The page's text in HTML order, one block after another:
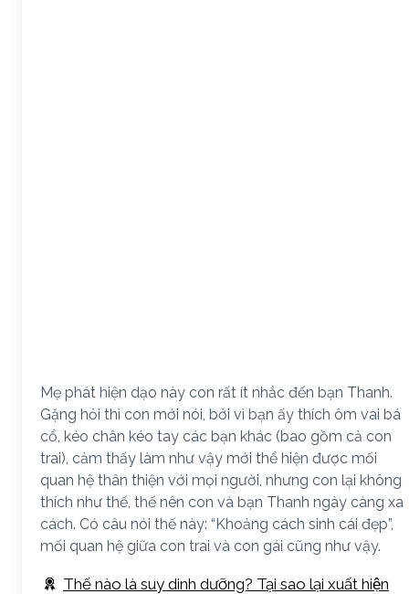
Mẹ phát hiện dạo này con rất ít nhắc đến bạn Thanh.
Gặng hỏi thì con mới nói, bởi vì bạn ấy thích ôm vai bá
cổ, kéo chân kéo tay các bạn khác (bao gồm cả con
trai), cảm thấy làm như vậy mới thể hiện được mối
quan hệ thân thiện với mọi người, nhưng con lại không
thích như thế, thế nên con và bạn Thanh ngày càng xa
cách. Có câu nói thế này: “Khoảng cách sinh cái đẹp”,
mối quan hệ giữa con trai và con gái cũng như vậy.
Thế nào là suy dinh dưỡng? Tại sao lại xuất hiện